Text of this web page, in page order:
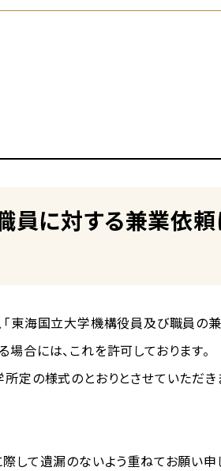
に対する兼業依頼
東海国立大学機構役員及び職員の
合には、これを許可しております。
定の様式のとおりとさせていただき
して遺漏のないよう重ねてお願い申